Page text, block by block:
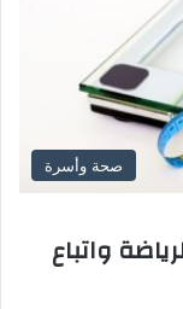
صحة وأسرة
واتباع